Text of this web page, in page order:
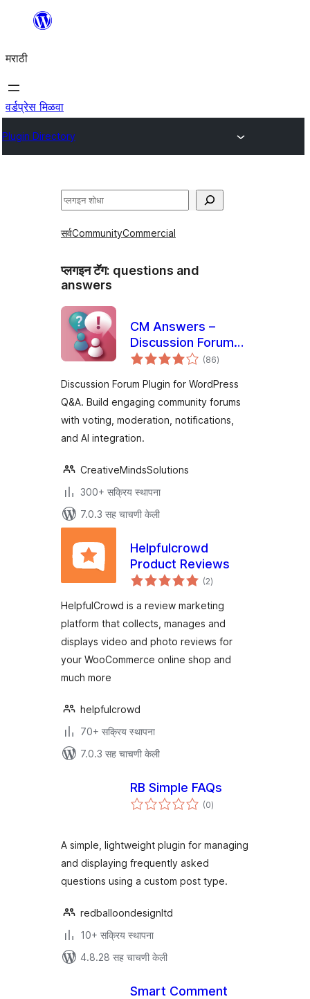
सामुग्रीवर
मराठी
वर्डप्रेस मिळवा
Plugin Directory
शोधा
सर्वCommunityCommercial
प्लगइन टॅग: questions and
answers
CM Answers –
Discussion Forum
Plugin for
(86एकूण
मूल्यांकन
)
Discussion Forum Plugin for WordPress
Q&A. Build engaging community forums
with voting, moderation, notifications,
and AI integration.
CreativeMindsSolutions
300+ सक्रिय स्थापना
7.0.3 सह चाचणी केली
Helpfulcrowd
Product Reviews
(2एकूण
मूल्यांकन
)
HelpfulCrowd is a review marketing
platform that collects, manages and
displays video and photo reviews for
your WooCommerce online shop and
much more
helpfulcrowd
70+ सक्रिय स्थापना
7.0.3 सह चाचणी केली
RB Simple FAQs
(0एकूण
मूल्यांकन
)
A simple, lightweight plugin for managing
and displaying frequently asked
questions using a custom post type.
redballoondesignltd
10+ सक्रिय स्थापना
4.8.28 सह चाचणी केली
Smart Comment